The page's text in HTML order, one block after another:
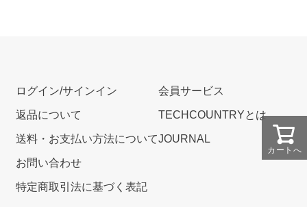
カートへ
ログイン/サインイン
返品について
送料・お支払い方法について
お問い合わせ
特定商取引法に基づく表記
会員サービス
TECHCOUNTRYとは
JOURNAL